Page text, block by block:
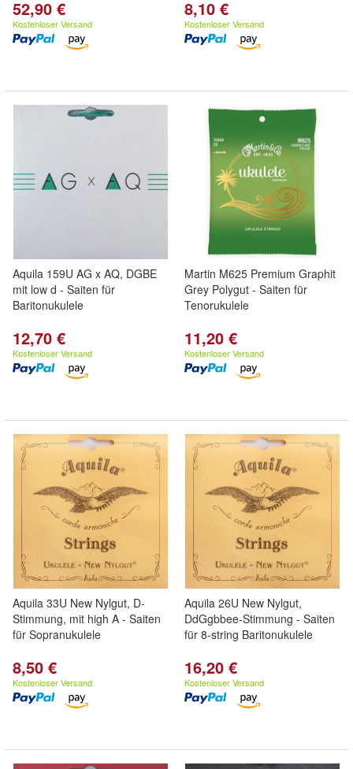
52,90 €
Kostenloser Versand
8,10 €
Kostenloser Versand
Aquila 159U AG x AQ, DGBE
mit low d - Saiten für
Baritonukulele
12,70 €
Kostenloser Versand
Martin M625 Premium Graphit
Grey Polygut - Saiten für
Tenorukulele
11,20 €
Kostenloser Versand
Aquila 33U New Nylgut, D-
Stimmung, mit high A - Saiten
für Sopranukulele
8,50 €
Kostenloser Versand
Aquila 26U New Nylgut,
DdGgbbee-Stimmung - Saiten
für 8-string Baritonukulele
16,20 €
Kostenloser Versand